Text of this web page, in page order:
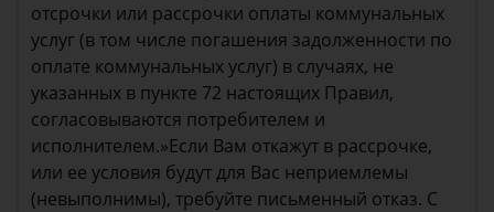
отсрочки или рассрочки оплаты коммунальных
услуг (в том числе погашения задолженности по
оплате коммунальных услуг) в случаях, не
указанных в пункте 72 настоящих Правил,
согласовываются потребителем и
исполнителем.»Если Вам откажут в рассрочке,
или ее условия будут для Вас неприемлемы
(невыполнимы), требуйте письменный отказ. С